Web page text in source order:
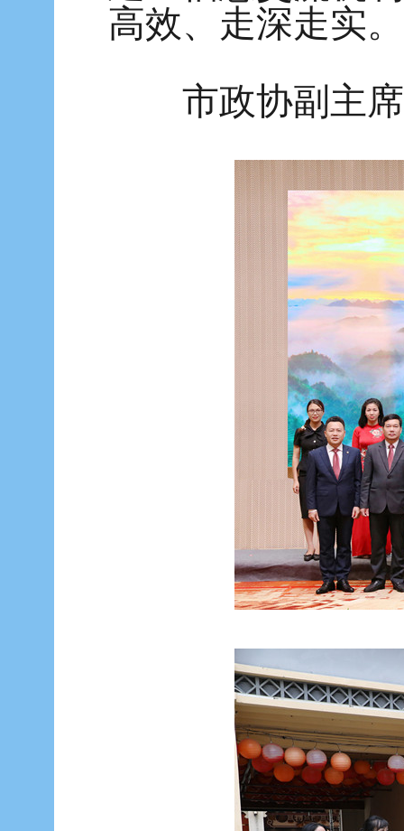
高效、走深走实。
市政协副主席